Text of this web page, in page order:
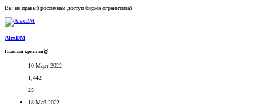
Вы не правы) россиянам доступ биржа ограничила)
AlexDM
Главный криптан🥇
10 Март 2022
1,442
25
18 Май 2022